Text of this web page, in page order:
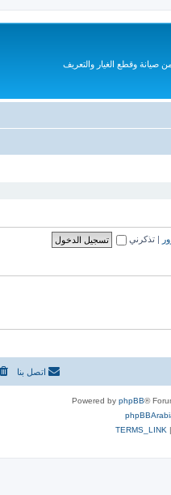
صيانة وقطع الغيار والتعريف
| تذكرني
اتصل بنا
Powered by phpBB®
|
TERMS_LINK